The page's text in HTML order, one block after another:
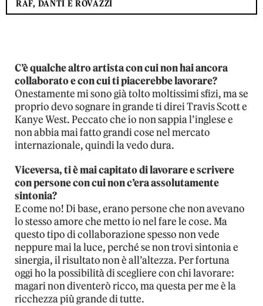
RAF, DANTI E ROVAZZI
C’è qualche altro artista con cui non hai ancora
collaborato e con cui ti piacerebbe lavorare?
Onestamente mi sono già tolto moltissimi sfizi, ma se
proprio devo sognare in grande ti direi Travis Scott e
Kanye West. Peccato che io non sappia l’inglese e
non abbia mai fatto grandi cose nel mercato
internazionale, quindi la vedo dura.
Viceversa, ti è mai capitato di lavorare e scrivere
con persone con cui non c’era assolutamente
sintonia?
E come no! Di base, erano persone che non avevano
lo stesso amore che metto io nel fare le cose. Ma
questo tipo di collaborazione spesso non vede
neppure mai la luce, perché se non trovi sintonia e
sinergia, il risultato non è all’altezza. Per fortuna
oggi ho la possibilità di scegliere con chi lavorare:
magari non diventerò ricco, ma questa per me è la
ricchezza più grande di tutte.